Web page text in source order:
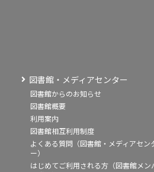
図書館・メディアセンター
図書館からのお知らせ
図書館概要
利用案内
図書館相互利用制度
よくある質問（図書館・メディアセン
ー）
はじめてご利用される方（図書館メン